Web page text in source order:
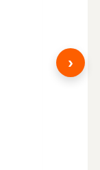
›